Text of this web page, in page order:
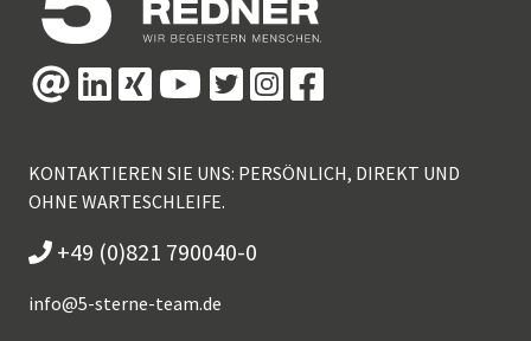
KONTAKTIEREN SIE UNS: PERSÖNLICH, DIREKT UND
OHNE WARTESCHLEIFE.
+49 (0)821 790040-0
info@5-sterne-team.de